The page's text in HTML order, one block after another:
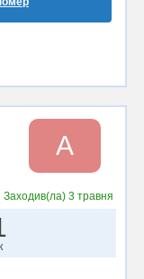
A
Заходив(ла) 3 травня